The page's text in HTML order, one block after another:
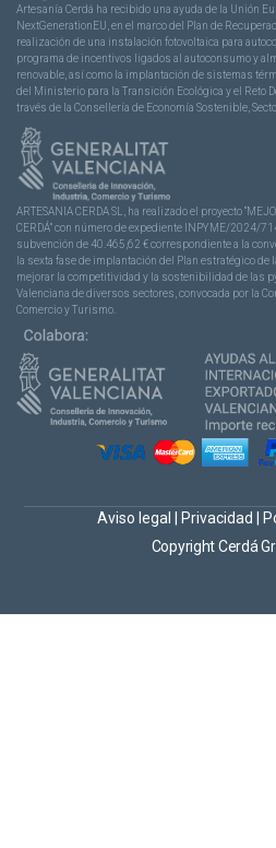
Artesanía Cerdá ha recibido una ayuda de la Unión
NextGenerationEU, en el marco del Plan de
realización de una instalación fotovoltaica para
programa de incentivos ligados al autoconsumo y
renovable, así como la implantación de sistemas
del Ministerio para la Transición Ecológica y el Reto
través de la Consellería de Economía Sostenible,
ARTESANIA CERDA SL, ha realizado el proyecto
CERDÁ” con número de expediente INPYME/2024/
subvención de 40.465,62 € correspondiente a la
la sexta fase de implantación del Plan estratégico
mejorar la competitividad y la sostenibilidad de las
Valenciana de diversos sectores, convocada por la
Comercio y Turismo.
Copyright Cerdá
Aviso legal Privacidad